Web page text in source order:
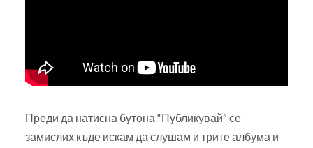
Преди да натисна бутона “Публикувай” се
замислих къде искам да слушам и трите албума и